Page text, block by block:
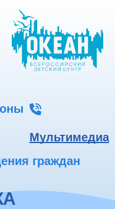
Мультимедиа
граждан